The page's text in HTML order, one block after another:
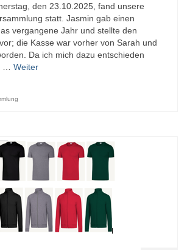
den 23.10.2025, fand unsere
statt. Jasmin gab einen
vergangene Jahr und stellte den
die Kasse war vorher von Sarah und
Da ich mich dazu entschieden
… Weiter